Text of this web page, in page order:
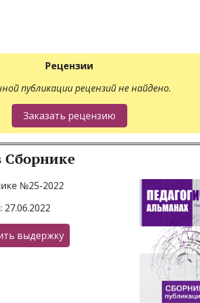
Рецензии
публикации рецензий не найдено.
Сборнике
№25-2022